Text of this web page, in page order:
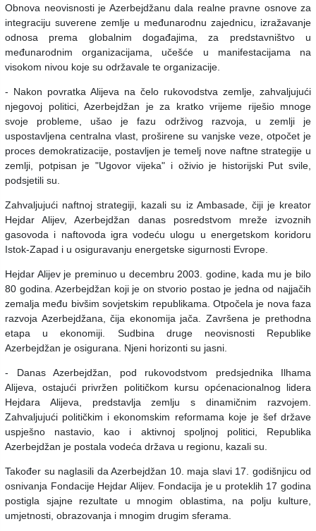
Obnova neovisnosti je Azerbejdžanu dala realne pravne osnove za
integraciju suverene zemlje u međunarodnu zajednicu, izražavanje
odnosa prema globalnim događajima, za predstavništvo u
međunarodnim organizacijama, učešće u manifestacijama na
visokom nivou koje su održavale te organizacije.
- Nakon povratka Alijeva na čelo rukovodstva zemlje, zahvaljujući
njegovoj politici, Azerbejdžan je za kratko vrijeme riješio mnoge
svoje probleme, ušao je fazu održivog razvoja, u zemlji je
uspostavljena centralna vlast, proširene su vanjske veze, otpočet je
proces demokratizacije, postavljen je temelj nove naftne strategije u
zemlji, potpisan je "Ugovor vijeka" i oživio je historijski Put svile,
podsjetili su.
Zahvaljujući naftnoj strategiji, kazali su iz Ambasade, čiji je kreator
Hejdar Alijev, Azerbejdžan danas posredstvom mreže izvoznih
gasovoda i naftovoda igra vodeću ulogu u energetskom koridoru
Istok-Zapad i u osiguravanju energetske sigurnosti Evrope.
Hejdar Alijev je preminuo u decembru 2003. godine, kada mu je bilo
80 godina. Azerbejdžan koji je on stvorio postao je jedna od najjačih
zemalja među bivšim sovjetskim republikama. Otpočela je nova faza
razvoja Azerbejdžana, čija ekonomija jača. Završena je prethodna
etapa u ekonomiji. Sudbina druge neovisnosti Republike
Azerbejdžan je osigurana. Njeni horizonti su jasni.
- Danas Azerbejdžan, pod rukovodstvom predsjednika Ilhama
Alijeva, ostajući privržen političkom kursu općenacionalnog lidera
Hejdara Alijeva, predstavlja zemlju s dinamičnim razvojem.
Zahvaljujući političkim i ekonomskim reformama koje je šef države
uspješno nastavio, kao i aktivnoj spoljnoj politici, Republika
Azerbejdžan je postala vodeća država u regionu, kazali su.
Također su naglasili da Azerbejdžan 10. maja slavi 17. godišnjicu od
osnivanja Fondacije Hejdar Alijev. Fondacija je u proteklih 17 godina
postigla sjajne rezultate u mnogim oblastima, na polju kulture,
umjetnosti, obrazovanja i mnogim drugim sferama.